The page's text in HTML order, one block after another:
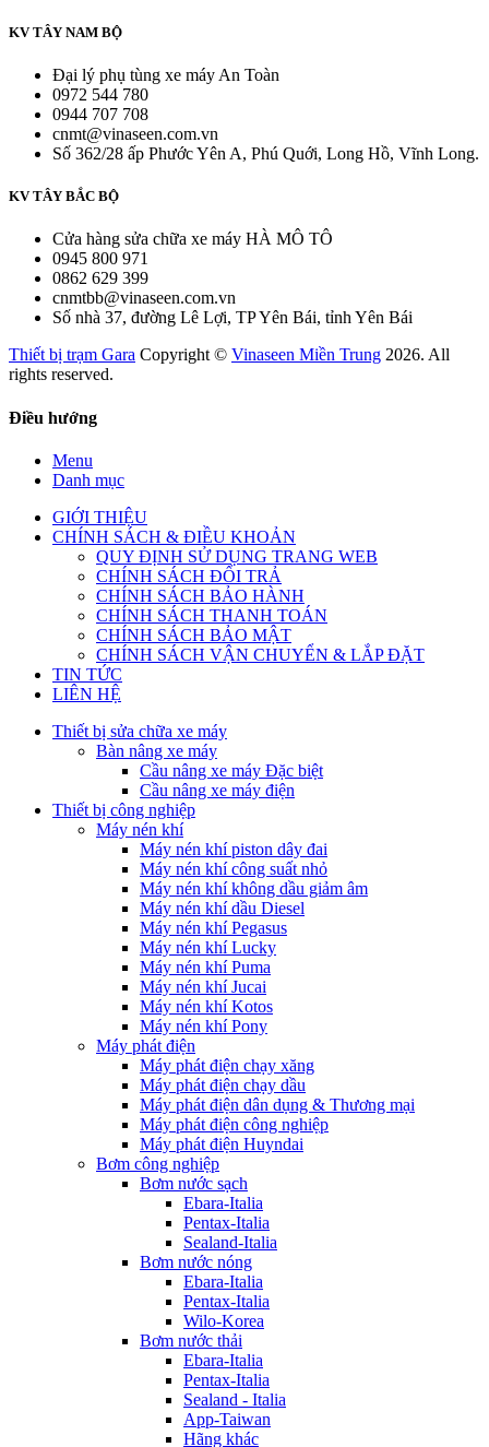
KV TÂY NAM BỘ
Đại lý phụ tùng xe máy An Toàn
0972 544 780
0944 707 708
cnmt@vinaseen.com.vn
Số 362/28 ấp Phước Yên A, Phú Quới, Long Hồ, Vĩnh Long.
KV TÂY BẮC BỘ
Cửa hàng sửa chữa xe máy HÀ MÔ TÔ
0945 800 971
0862 629 399
cnmtbb@vinaseen.com.vn
Số nhà 37, đường Lê Lợi, TP Yên Bái, tỉnh Yên Bái
Thiết bị trạm Gara Copyright © Vinaseen Miền Trung 2026. All
rights reserved.
Điều hướng
Menu
Danh mục
GIỚI THIỆU
CHÍNH SÁCH & ĐIỀU KHOẢN
QUY ĐỊNH SỬ DỤNG TRANG WEB
CHÍNH SÁCH ĐỔI TRẢ
CHÍNH SÁCH BẢO HÀNH
CHÍNH SÁCH THANH TOÁN
CHÍNH SÁCH BẢO MẬT
CHÍNH SÁCH VẬN CHUYỂN & LẮP ĐẶT
TIN TỨC
LIÊN HỆ
Thiết bị sửa chữa xe máy
Bàn nâng xe máy
Cầu nâng xe máy Đặc biệt
Cầu nâng xe máy điện
Thiết bị công nghiệp
Máy nén khí
Máy nén khí piston dây đai
Máy nén khí công suất nhỏ
Máy nén khí không dầu giảm âm
Máy nén khí dầu Diesel
Máy nén khí Pegasus
Máy nén khí Lucky
Máy nén khí Puma
Máy nén khí Jucai
Máy nén khí Kotos
Máy nén khí Pony
Máy phát điện
Máy phát điện chạy xăng
Máy phát điện chạy dầu
Máy phát điện dân dụng & Thương mại
Máy phát điện công nghiệp
Máy phát điện Huyndai
Bơm công nghiệp
Bơm nước sạch
Ebara-Italia
Pentax-Italia
Sealand-Italia
Bơm nước nóng
Ebara-Italia
Pentax-Italia
Wilo-Korea
Bơm nước thải
Ebara-Italia
Pentax-Italia
Sealand - Italia
App-Taiwan
Hãng khác